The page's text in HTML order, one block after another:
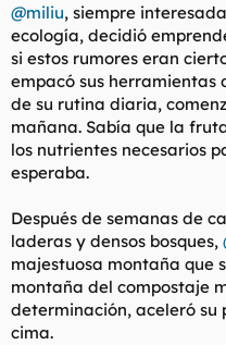
@miliu, siempre
ecología, decidió
si estos rumores eran
empacó sus herramientas
de su rutina diaria,
mañana. Sabía que la
los nutrientes necesarios
esperaba.
Después de semanas de
laderas y densos bosques,
majestuosa montaña que
montaña del compostaje
determinación, aceleró su
cima.